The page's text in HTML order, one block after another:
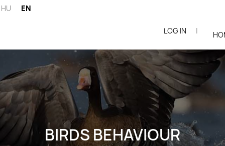
HU EN
LOG IN |
BIRDS BEHAVIOUR